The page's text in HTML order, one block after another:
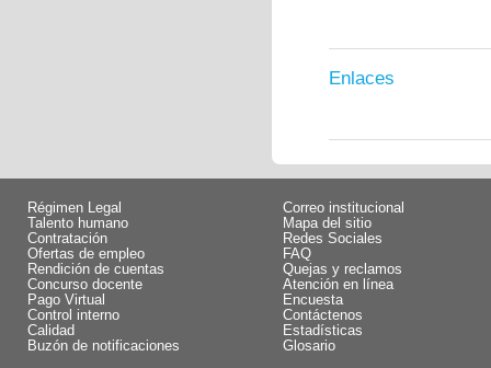
Enlaces
Régimen Legal
Talento humano
Contratación
Ofertas de empleo
Rendición de cuentas
Concurso docente
Pago Virtual
Control interno
Calidad
Buzón de notificaciones
Correo institucional
Mapa del sitio
Redes Sociales
FAQ
Quejas y reclamos
Atención en línea
Encuesta
Contáctenos
Estadísticas
Glosario